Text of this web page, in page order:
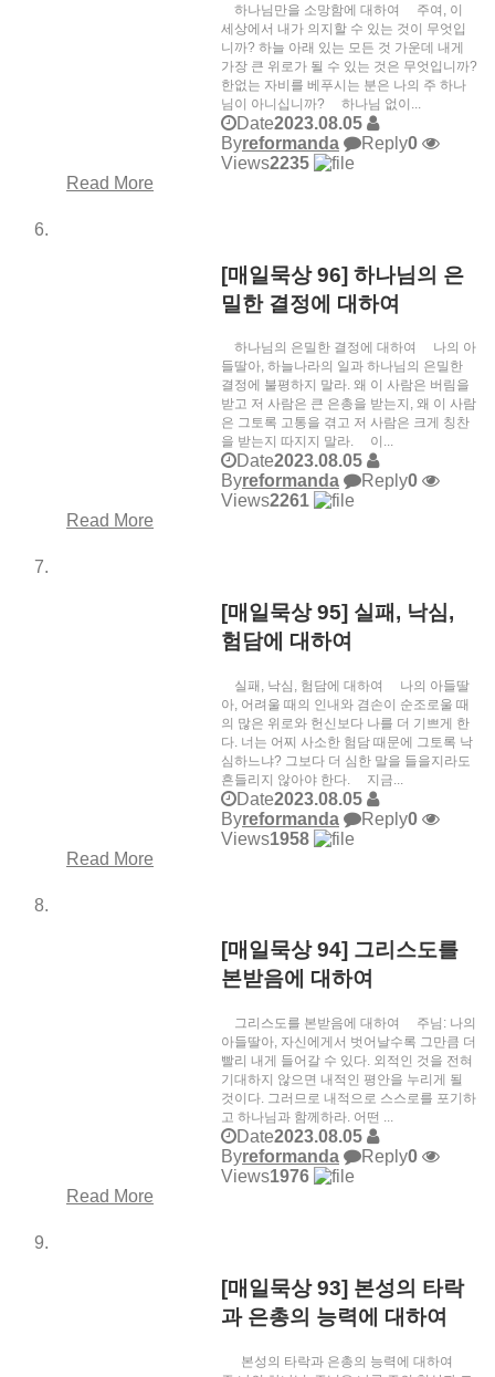
하나님만을 소망함에 대하여 주여, 이
세상에서 내가 의지할 수 있는 것이 무엇입
니까? 하늘 아래 있는 모든 것 가운데 내게
가장 큰 위로가 될 수 있는 것은 무엇입니까?
한없는 자비를 베푸시는 분은 나의 주 하나
님이 아니십니까? 하나님 없이...
Date2023.08.05
Byreformanda Reply0
Views2235
Read More
[매일묵상 96] 하나님의 은
밀한 결정에 대하여
하나님의 은밀한 결정에 대하여 나의 아
들딸아, 하늘나라의 일과 하나님의 은밀한
결정에 불평하지 말라. 왜 이 사람은 버림을
받고 저 사람은 큰 은총을 받는지, 왜 이 사람
은 그토록 고통을 겪고 저 사람은 크게 칭찬
을 받는지 따지지 말라. 이...
Date2023.08.05
Byreformanda Reply0
Views2261
Read More
[매일묵상 95] 실패, 낙심,
험담에 대하여
실패, 낙심, 험담에 대하여 나의 아들딸
아, 어려울 때의 인내와 겸손이 순조로울 때
의 많은 위로와 헌신보다 나를 더 기쁘게 한
다. 너는 어찌 사소한 험담 때문에 그토록 낙
심하느냐? 그보다 더 심한 말을 들을지라도
흔들리지 않아야 한다. 지금...
Date2023.08.05
Byreformanda Reply0
Views1958
Read More
[매일묵상 94] 그리스도를
본받음에 대하여
그리스도를 본받음에 대하여 주님: 나의
아들딸아, 자신에게서 벗어날수록 그만큼 더
빨리 내게 들어갈 수 있다. 외적인 것을 전혀
기대하지 않으면 내적인 평안을 누리게 될
것이다. 그러므로 내적으로 스스로를 포기하
고 하나님과 함께하라. 어떤 ...
Date2023.08.05
Byreformanda Reply0
Views1976
Read More
[매일묵상 93] 본성의 타락
과 은총의 능력에 대하여
본성의 타락과 은총의 능력에 대하여